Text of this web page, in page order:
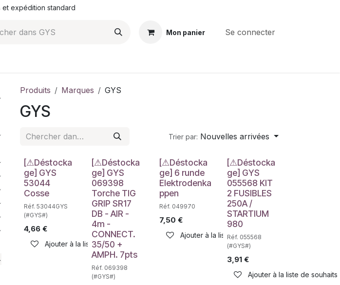
et expédition standard
Mon panier Se connecter
Produits Marques GYS
GYS
Trier par: Nouvelles arrivées
Déstockage
[⚠Déstocka
ge] GYS
53044
Cosse
Réf. 53044GYS
(#GYS#)
4,66 €
Ajouter à la liste de souhaits
Déstockage
[⚠Déstocka
ge] GYS
069398
Torche TIG
GRIP SR17
DB - AIR -
4m -
CONNECT.
35/50 +
AMPH. 7pts
Réf. 069398
(#GYS#)
Déstockage
[⚠Déstocka
ge] 6 runde
Elektrodenka
ppen
Réf. 049970
7,50 €
Ajouter à la liste de souhaits
Déstockage
[⚠Déstocka
ge] GYS
055568 KIT
2 FUSIBLES
250A /
STARTIUM
980
Réf. 055568
(#GYS#)
3,91€
Ajouter à la liste de souhaits